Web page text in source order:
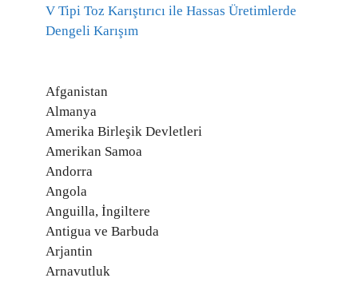
V Tipi Toz Karıştırıcı ile Hassas Üretimlerde
Dengeli Karışım
Afganistan
Almanya
Amerika Birleşik Devletleri
Amerikan Samoa
Andorra
Angola
Anguilla, İngiltere
Antigua ve Barbuda
Arjantin
Arnavutluk